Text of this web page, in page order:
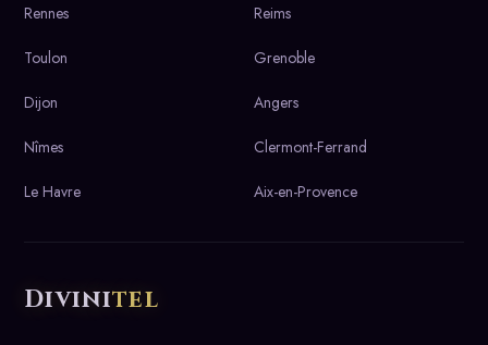
Rennes Reims
Toulon Grenoble
Dijon Angers
Nîmes Clermont-Ferrand
Le Havre Aix-en-Provence
Divinitel